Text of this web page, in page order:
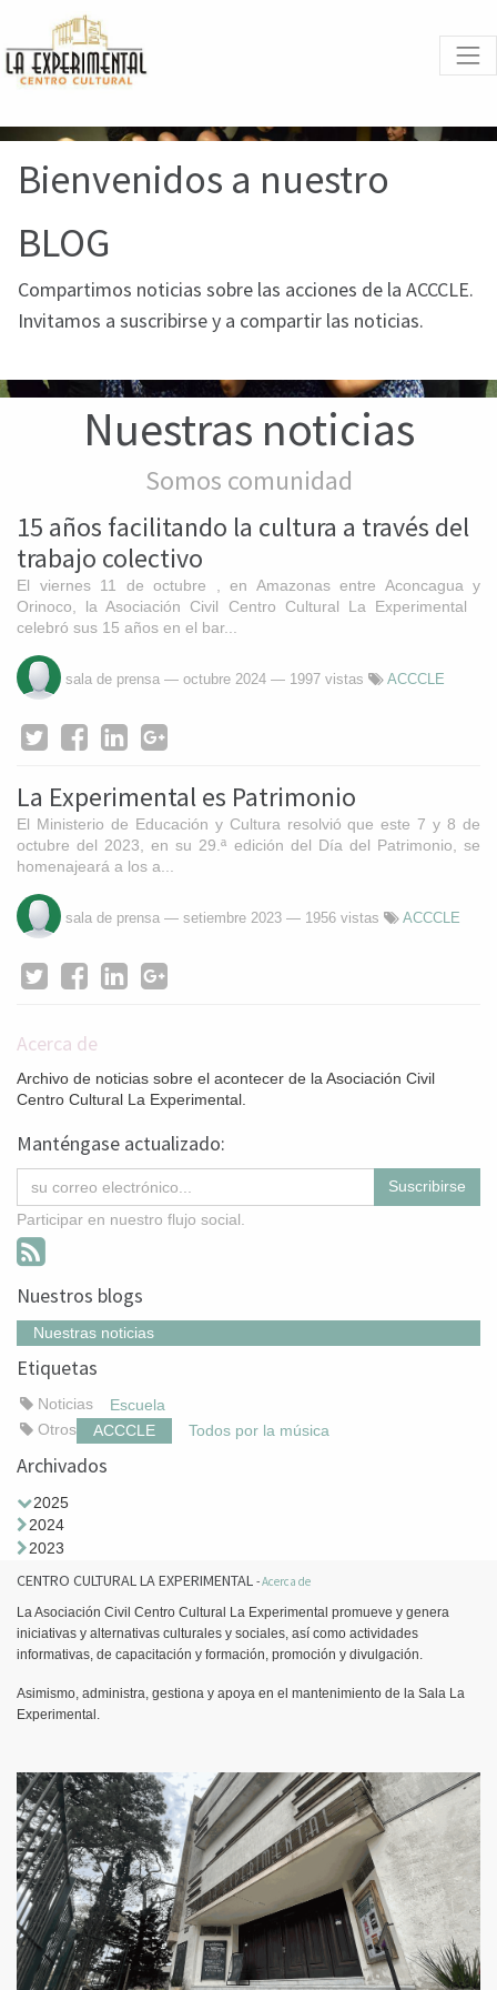
Bienvenidos a nuestro
BLOG
Compartimos noticias sobre las acciones de la ACCCLE.
Invitamos a suscribirse y a compartir las noticias.
Nuestras noticias
Somos comunidad
15 años facilitando la cultura a través del
trabajo colectivo
El viernes 11 de octubre , en Amazonas entre Aconcagua y
Orinoco, la Asociación Civil Centro Cultural La Experimental
celebró sus 15 años en el bar...
sala de prensa — octubre 2024 — 1997 vistas ACCCLE
La Experimental es Patrimonio
El Ministerio de Educación y Cultura resolvió que este 7 y 8 de
octubre del 2023, en su 29.ª edición del Día del Patrimonio, se
homenajeará a los a...
sala de prensa — setiembre 2023 — 1956 vistas ACCCLE
Acerca de
Archivo de noticias sobre el acontecer de la Asociación Civil
Centro Cultural La Experimental.
Manténgase actualizado:
Suscribirse
Participar en nuestro flujo social.
Nuestros blogs
Nuestras noticias
Etiquetas
Noticias
Escuela
Otros
ACCCLE Todos por la música
Archivados
2025
2024
2023
CENTRO CULTURAL LA EXPERIMENTAL -Acerca de
La Asociación Civil Centro Cultural La Experimental promueve y genera
iniciativas y alternativas culturales y sociales, así como actividades
informativas, de capacitación y formación, promoción y divulgación.
Asimismo, administra, gestiona y apoya en el mantenimiento de la Sala La
Experimental.